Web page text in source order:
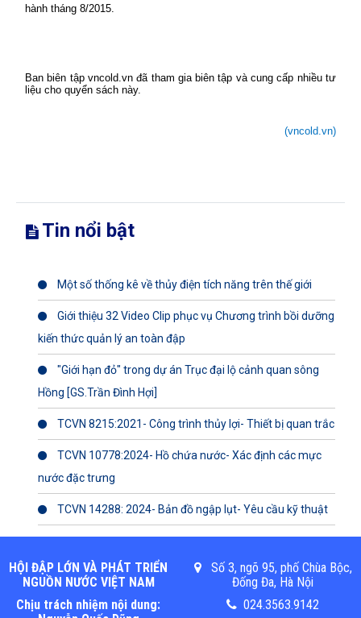
hành tháng 8/2015.
Ban biên tập vncold.vn đã tham gia biên tập và cung cấp nhiều tư
liệu cho quyển sách này.
(vncold.vn)
Tin nổi bật
Một số thống kê về thủy điện tích năng trên thế giới
Giới thiệu 32 Video Clip phục vụ Chương trình bồi dưỡng
kiến thức quản lý an toàn đập
"Giới hạn đỏ" trong dự án Trục đại lộ cảnh quan sông
Hồng [GS.Trần Đình Hợi]
TCVN 8215:2021- Công trình thủy lợi- Thiết bị quan trắc
TCVN 10778:2024- Hồ chứa nước- Xác định các mực
nước đặc trưng
TCVN 14288: 2024- Bản đồ ngập lụt- Yêu cầu kỹ thuật
HỘI ĐẬP LỚN VÀ PHÁT TRIỂN
NGUỒN NƯỚC VIỆT NAM
Chịu trách nhiệm nội dung:
Số 3, ngõ 95, phố Chùa Bộc,
Đống Đa, Hà Nội
024.3563.9142